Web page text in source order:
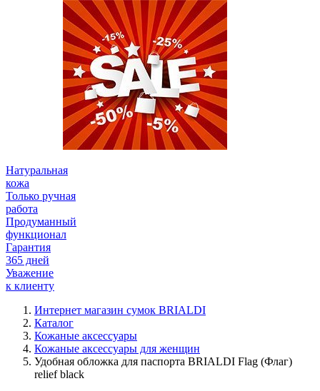
Натуральная
кожа
Только ручная
работа
Продуманный
функционал
Гарантия
365 дней
Уважение
к клиенту
Интернет магазин сумок BRIALDI
Каталог
Кожаные аксессуары
Кожаные аксессуары для женщин
Удобная обложка для паспорта BRIALDI Flag (Флаг)
relief black